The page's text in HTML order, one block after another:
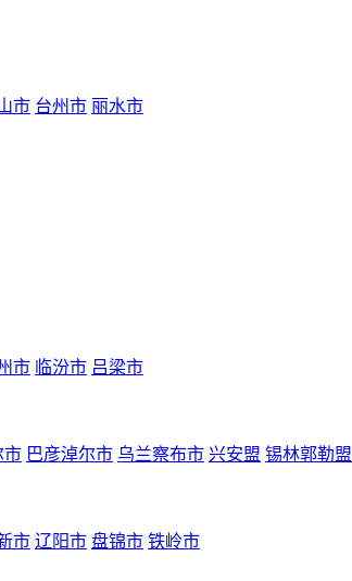
市 台州市 丽水市
市 临汾市 吕梁市
市 巴彦淖尔市 乌兰察布市 兴安盟 锡林郭勒盟
市 辽阳市 盘锦市 铁岭市